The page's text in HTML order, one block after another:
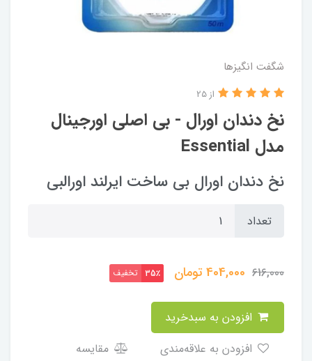
شگفت انگيزها
نخ دندان اورال - بی اصلی اورجینال
مدل Essential
از 25
نخ دندان اورال بی ساخت ایرلند اورالبی
تعداد
616,000
404,000تومان 35٪ تخفیف
مقایسه